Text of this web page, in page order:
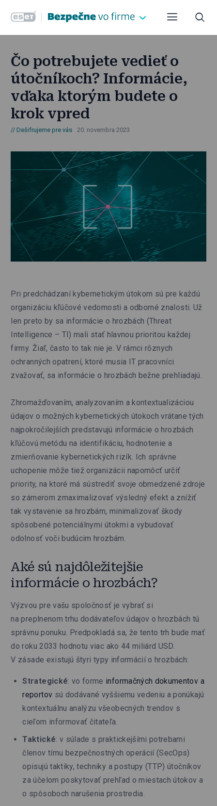
Čo potrebujete vedieť o
útočníkoch? Informácie,
vďaka ktorým budete o
krok vpred
Dešifrujeme pre vás 20. novembra 2023
Pri predchádzaní kybernetickým útokom sú pre každú
organizáciu kľúčové vedomosti a odborné znalosti. Už
len preto by sa informácie o hrozbách (Threat
Intelligence – TI) mali stať hlavnou prioritou každej
firmy. Žiaľ, často to tak nie je. V rámci rôznych
ochranných opatrení, ktoré musia IT pracovníci
zvažovať, sa informácie o hrozbách bežne prehliadajú.
Zhromažďovaním, analyzovaním a kontextualizáciou
údajov o možných kybernetických útokoch vrátane tých
najpokročilejších predstavujú informácie o hrozbách
kľúčovú metódu na identifikáciu, hodnotenie a
zmierňovanie kybernetických rizík. Ich správne
uchopenie môže tiež organizácii napomôcť určiť
priority, na ktoré má sústrediť svoje obmedzené zdroje
so zámerom zmaximalizovať výsledný efekt a znížiť
tak vystavenie sa hrozbám, minimalizovať škody
spôsobené potenciálnymi útokmi a vybudovať
odolnosť voči budúcim hrozbám.
Aké sú najdôležitejšie
informácie o hrozbách?
Výzvou pre vašu spoločnosť je vybrať si
na preplnenom trhu dodávateľov údajov o hrozbách tú
správnu ponuku. Predpokladá sa, že tento trh bude mať
do roku 2033 hodnotu viac ako 44 miliárd USD.
V zásade existujú štyri typy informácií o hrozbách:
Strategické: vo forme informačných dokumentov a
reportov sú dodávané vyššiemu vedeniu a ponúkajú
kontextuálnu analýzu všeobecných trendov s
cieľom informovať čitateľa.
Taktické: v súlade s praktickejšími potrebami
členov tímu bezpečnostných operácií (SecOps)
opisujú taktiky, techniky a postupy (TTP) útočníkov
za účelom poskytovať prehľad o miestach útokov a
o spôsoboch narušenia prostredia.